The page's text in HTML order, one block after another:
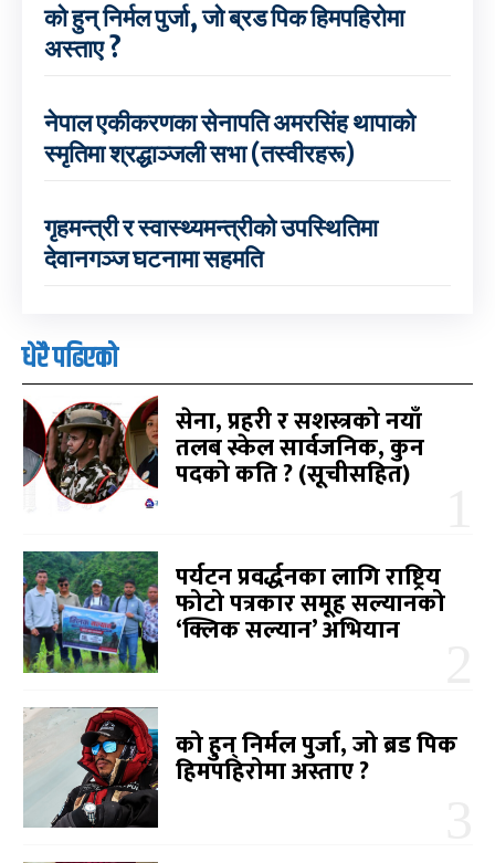
को हुन् निर्मल पुर्जा, जो ब्रड पिक हिमपहिरोमा
अस्ताए ?
नेपाल एकीकरणका सेनापति अमरसिंह थापाको
स्मृतिमा श्रद्धाञ्जली सभा (तस्वीरहरू)
गृहमन्त्री र स्वास्थ्यमन्त्रीको उपस्थितिमा
देवानगञ्ज घटनामा सहमति
धेरै पढिएको
सेना, प्रहरी र सशस्त्रको नयाँ
तलब स्केल सार्वजनिक, कुन
पदको कति ? (सूचीसहित)
पर्यटन प्रवर्द्धनका लागि राष्ट्रिय
फोटो पत्रकार समूह सल्यानको
‘क्लिक सल्यान’ अभियान
को हुन् निर्मल पुर्जा, जो ब्रड पिक
हिमपहिरोमा अस्ताए ?